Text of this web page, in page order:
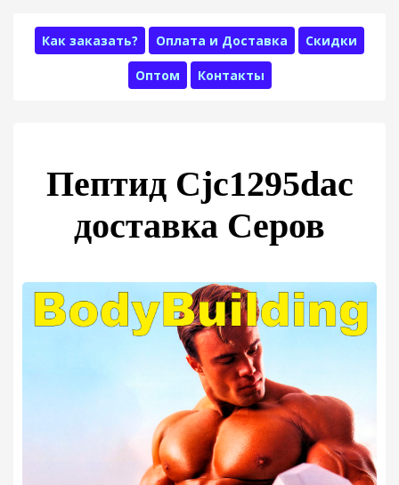
Как заказать? Оплата и Доставка Скидки
Оптом Контакты
Пептид Cjc1295dac
доставка Серов